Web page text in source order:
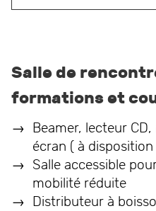
Salle de
formations et
Beamer, lecteur
écran ( à
Salle accessible
mobilité réduite
Distributeur à